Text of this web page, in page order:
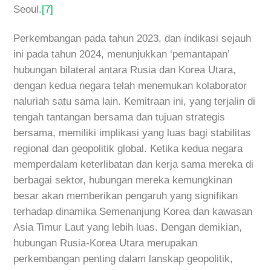
Seoul.[7]
Perkembangan pada tahun 2023, dan indikasi sejauh
ini pada tahun 2024, menunjukkan ‘pemantapan’
hubungan bilateral antara Rusia dan Korea Utara,
dengan kedua negara telah menemukan kolaborator
naluriah satu sama lain. Kemitraan ini, yang terjalin di
tengah tantangan bersama dan tujuan strategis
bersama, memiliki implikasi yang luas bagi stabilitas
regional dan geopolitik global. Ketika kedua negara
memperdalam keterlibatan dan kerja sama mereka di
berbagai sektor, hubungan mereka kemungkinan
besar akan memberikan pengaruh yang signifikan
terhadap dinamika Semenanjung Korea dan kawasan
Asia Timur Laut yang lebih luas. Dengan demikian,
hubungan Rusia-Korea Utara merupakan
perkembangan penting dalam lanskap geopolitik,